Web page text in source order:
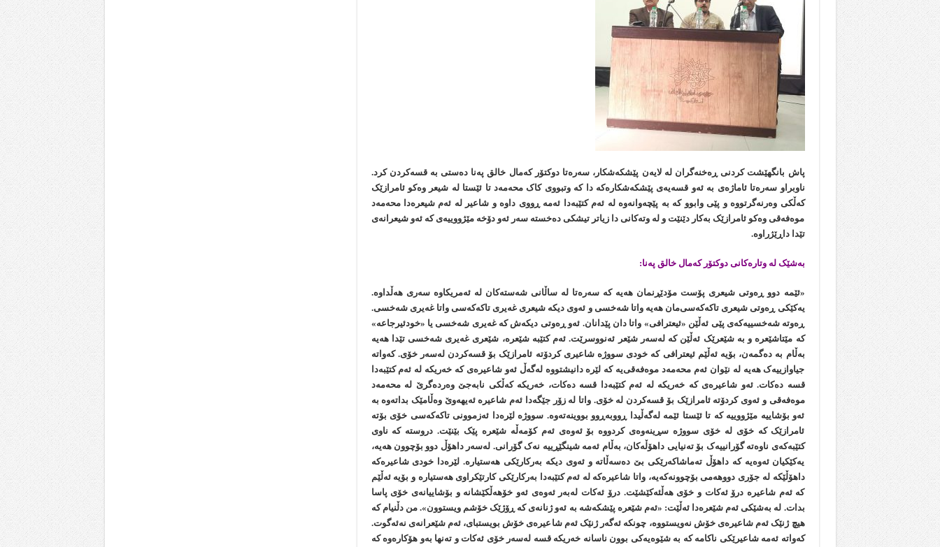
پاش بانگهێشت کردنی ڕەخنەگران لە لایەن پێشکەشکار، سەرەتا دوکتۆر کەمال خالق پەنا دەستی بە قسەکردن کرد.
ناوبراو سەرەتا ئاماژەی بە ئەو قسەیەی پێشکەشکارەکە دا کە وتبووی کاک محەمەد تا ئێستا لە شیعر وەکو ئامرازێک
کەڵکی وەرنەگرتووە و پێی وابوو کە بە پێچەوانەوە لە ئەم کتێبەدا ئەمە ڕووی داوە و شاعیر لە ئەم شیعرەدا محەمەد
موەفەقی وەکو ئامرازێک بەکار دێنێت و لە وتەکانی دا زیاتر تیشکی دەخستە سەر ئەو دۆخە مێژووییەی کە ئەو شیعرانەی
تێدا داڕێژراوە.
بەشێک لە وتارەکانی دوکتۆر کەمال خالق پەنا:
«ئێمە دوو ڕەوتی شیعری پۆست مۆدێڕنمان هەیە کە سەرەتا لە ساڵانی شەستەکان لە ئەمریکاوە سەری هەڵداوە.
یەکێکی ڕەوتی شیعری تاکەکەسی‌مان هەیە واتا شەخسی و ئەوی دیکە شیعری غەیری تاکەکەسی واتا غەیری شەخسی.
ڕەوتە شەخسییەکەی پێی ئەڵێن «ئیعترافی» واتا دان پێدانان. ئەو ڕەوتی دیکەش کە غەیری شەخسی یا «خودئیرجاعە»
کە مێتاشێعرە و بە شێعرێک ئەڵێن کە لەسەر شێعر ئەنووسرێت. ئەم کتێبە شێعرە، شێعری غەیری شەخسی تێدا هەیە
بەڵام بە دەگمەن، بۆیە ئەڵێم ئیعترافی کە خودی سووژە شاعیری کردۆتە ئامرازێک بۆ قسەکردن لەسەر خۆی. کەواتە
جیاوازییەک هەیە لە نێوان ئەم محەمەد موەفەقی‌یە کە لێرە دانیشتووە لەگەڵ ئەو شاعیرەی کە خەریکە لە ئەم کتێبەدا
قسە دەکات. ئەو شاعیرەی کە خەریکە لە ئەم کتێبەدا قسە دەکات، خەریکە کەڵکی نابەجێ وەردەگرێ لە محەمەد
موەفەقی و ئەوی کردۆتە ئامرازێک بۆ قسەکردن لە خۆی. واتا لە زۆر جێگەدا ئەم شاعیرە ئەیهەوێ وەڵامێک بداتەوە بە
ئەو بۆشاییە مێژووییە کە تا ئێستا ئێمە لەگەڵیدا ڕووبەڕوو بووینەتەوە. سووژە لێرەدا ئەزموونی تاکەکەسی خۆی بۆتە
ئامرازێک کە خۆی لە خۆی سووژە سڕینەوەی کردووە بۆ ئەوەی ئەم کۆمەڵە شێعرە پێک بێنێت. دروستە کە ناوی
کتێبەکەی ناوەتە گۆرانییەک بۆ تەنیایی داهۆڵەکان، بەڵام ئەمە شینگێڕییە نەک گۆرانی. لەسەر داهۆڵ دوو بۆچوون هەیە،
یەکێکیان ئەوەیە کە داهۆڵ تەماشاکەرێکی بێ دەسەڵاتە و ئەوی دیکە بەرکارێکی هەستیارە. لێرەدا خودی شاعیرەکە
داهۆڵێکە لە جۆری دووهەمی بۆچوونەکەیه، واتا شاعیرەکە لە ئەم کتێبەدا بەرکارێکی کارتێکراوی هەستیارە و بۆیە ئەڵێم
کە ئەم شاعیرە درۆ ئەکات و خۆی هەڵئەکێشێت. درۆ ئەکات لەبەر ئەوەی ئەو خۆهەڵکێشانە و بۆشاییانەی خۆی پاسا
بدات. لە بەشێکی ئەم شێعرەدا ئەڵێت: «ئەم شێعرە پێشکەشە بە ئەو ژنانەی کە ڕۆژێک خۆشم ویستوون». من دڵنیام کە
هیچ ژنێک ئەم شاعیرەی خۆش نەویستووە، چونکە ئەگەر ژنێک ئەم شاعیرەی خۆش بویستبای، ئەم شێعرانەی نەئەگوت.
کەواتە ئەمە شاعیرێکی ناکامە کە بە شێوەیەکی بوون ناسانە خەریکە قسە لەسەر خۆی ئەکات و تەنها بەو هۆکارەوە کە